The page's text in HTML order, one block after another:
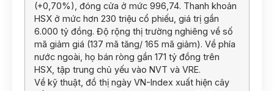
(+0,70%), đóng cửa ở mức 996,74. Thanh khoản
HSX ở mức hơn 230 triệu cổ phiếu, giá trị gần
6.000 tỷ đồng. Độ rộng thị trường nghiêng về số
mã giảm giá (137 mã tăng/ 165 mã giảm). Về phía
nước ngoài, họ bán ròng gần 171 tỷ đồng trên
HSX, tập trung chủ yếu vào NVT và VRE.
Về kỹ thuật, đồ thị ngày VN-Index xuất hiện cây